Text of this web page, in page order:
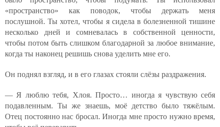
«пространство» как поводок, чтобы держать меня
послушной. Ты хотел, чтобы я сидела в болезненной тишине
несколько дней и сомневалась в собственной ценности,
чтобы потом быть слишком благодарной за любое внимание,
когда ты наконец решишь снова уделить мне его.
Он поднял взгляд, и в его глазах стояли слёзы раздражения.
— Я люблю тебя, Хлоя. Просто… иногда я чувствую себя
подавленным. Ты же знаешь, моё детство было тяжёлым.
Отец постоянно нас бросал. Иногда мне просто нужно время,